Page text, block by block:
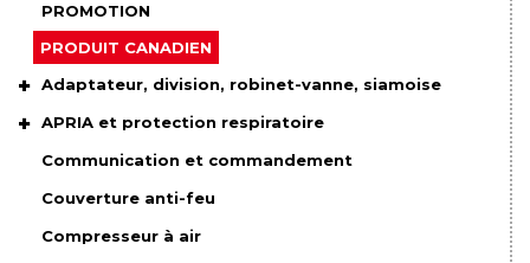
PROMOTION
PRODUIT CANADIEN
Adaptateur, division, robinet-vanne, siamoise
APRIA et protection respiratoire
Communication et commandement
Couverture anti-feu
Compresseur à air